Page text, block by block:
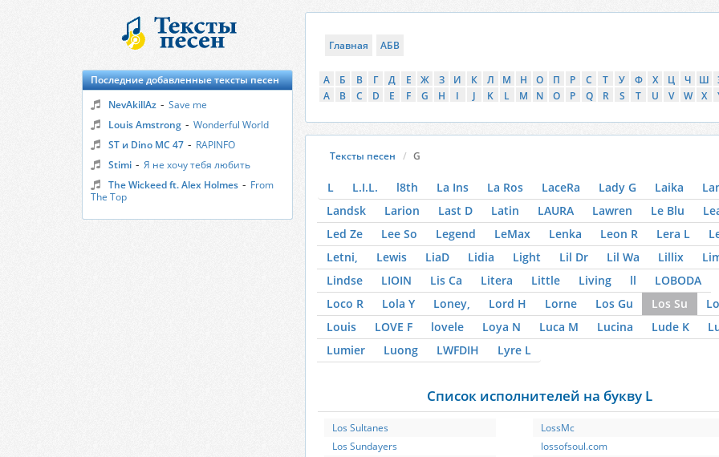
Главная АБВ
А Б В Г Д Е Ж З И К Л М Н О П Р С Т У Ф Х Ц Ч Ш
A
B C D E F G H I J K L M N O P Q R S T U V W X
Тексты песен G
L L.I.L. l8th La Ins La Ros LaceRa Lady G Laika
Landsk
Larion Last D Latin LAURA Lawren Le Blu
Led Ze
Lee So Legend LeMax Lenka Leon R Lera L
Letni,
Lewis LiaD Lidia Light Lil Dr Lil Wa Lillix
Lindse
LIOIN Lis Ca Litera Little Living ll
LOBODA
Loco R
Lola Y Loney, Lord H Lorne Los Gu Los Su
Louis
LOVE F lovele Loya N Luca M Lucina Lude K
Lumier
Luong LWFDIH Lyre L
Список исполнителей на букву L
Los Sultanes
Los Sundayers
LossMc
lossofsoul.com
Последние добавленные тексты песен
NevAkillAz - Save me
Louis Amstrong - Wonderful World
ST и Dino MC 47 - RAPINFO
Stimi - Я не хочу тебя любить
The Wickeed ft. Alex Holmes - From
The Top